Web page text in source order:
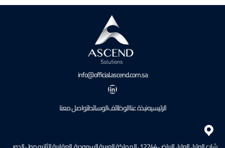
info@official.ascend.com.sa
لينكد إن
الرئيسيهنبذة عناالوظائفالوسائطتواصل معنا